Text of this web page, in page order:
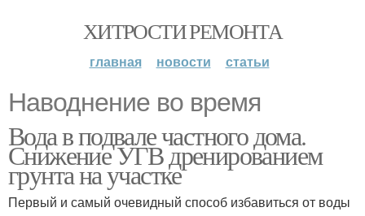
ХИТРОСТИ РЕМОНТА
главная новости статьи
Наводнение во время
Вода в подвале частного дома.
Снижение УГВ дренированием
грунта на участке
Первый и самый очевидный способ избавиться от воды